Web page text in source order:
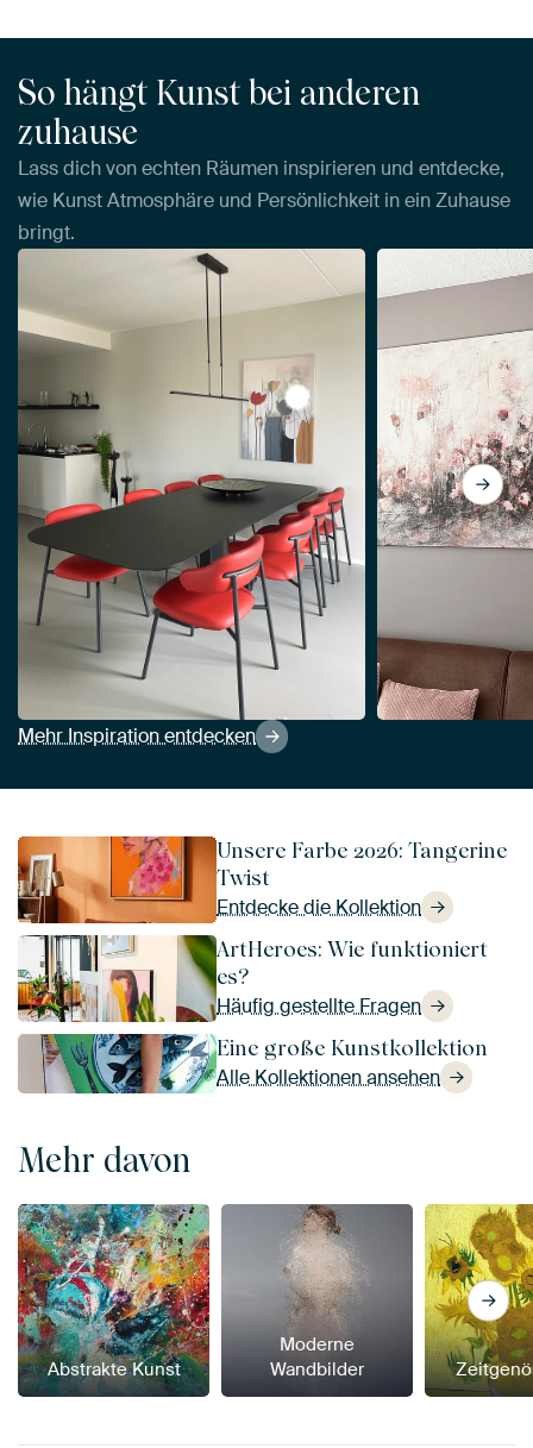
So hängt Kunst bei anderen
zuhause
Lass dich von echten Räumen inspirieren und entdecke,
wie Kunst Atmosphäre und Persönlichkeit in ein Zuhause
bringt.
Mehr Inspiration entdecken
View Abstrakte Blumen von
Unsere Farbe 2026: Tangerine
Twist
Entdecke die Kollektion
ArtHeroes: Wie funktioniert
es?
Häufig gestellte Fragen
Eine große Kunstkollektion
Alle Kollektionen ansehen
Mehr davon
Abstrakte Kunst
Moderne
Wandbilder